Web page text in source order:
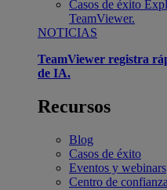
Casos de éxito
TeamViewer.
NOTICIAS
TeamViewer registra
de IA.
Recursos
Blog
Casos de éxito
Eventos y webinars
Centro de confianza